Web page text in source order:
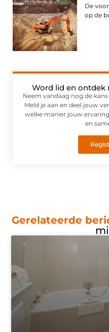
De
op de
Word lid en ontdek
Neem vandaag nog de
Meld je aan en deel jouw
welke manier jouw
en
Gerelateerde